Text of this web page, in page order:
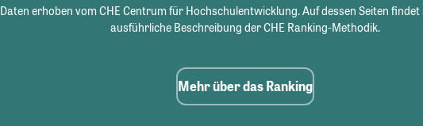
Daten erhoben vom CHE Centrum für Hochschulentwicklung. Auf dessen Seiten findet
ausführliche Beschreibung der CHE Ranking-Methodik.
Mehr über das Ranking